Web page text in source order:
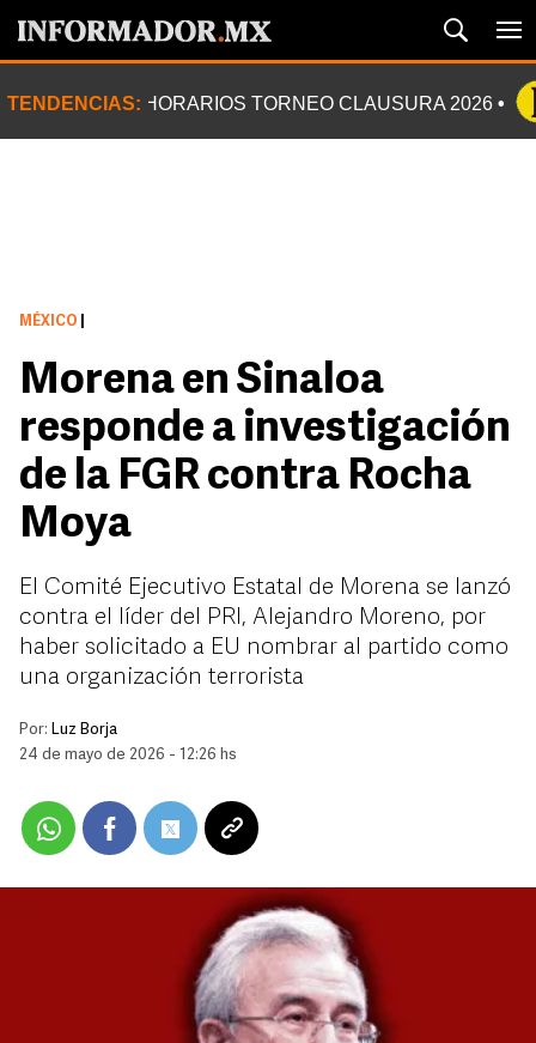
TENDENCIAS: HORARIOS TORNEO CLAUSURA 2026
MÉXICO
Morena en Sinaloa
responde a investigación
de la FGR contra Rocha
Moya
El Comité Ejecutivo Estatal de Morena se lanzó
contra el líder del PRI, Alejandro Moreno, por
haber solicitado a EU nombrar al partido como
una organización terrorista
Por: Luz Borja
24 de mayo de 2026 - 12:26 hs